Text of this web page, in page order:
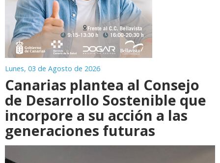
Lunes, 03 de Agosto de 2026
Canarias plantea al Consejo
de Desarrollo Sostenible que
incorpore a su acción a las
generaciones futuras